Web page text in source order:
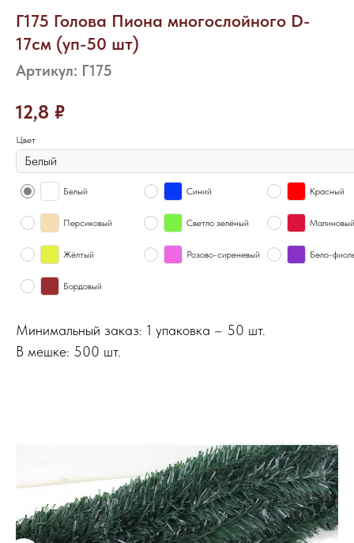
Г175 Голова Пиона многослойного D-
17см (уп-50 шт)
Артикул: Г175
12,8 ₽
Цвет
Белый Синий Красный
Персиковый Светло зелёный Малиновый
Жёлтый Розово-сиреневый Бело-
Бордовый
Минимальный заказ: 1 упаковка – 50 шт.
В мешке: 500 шт.